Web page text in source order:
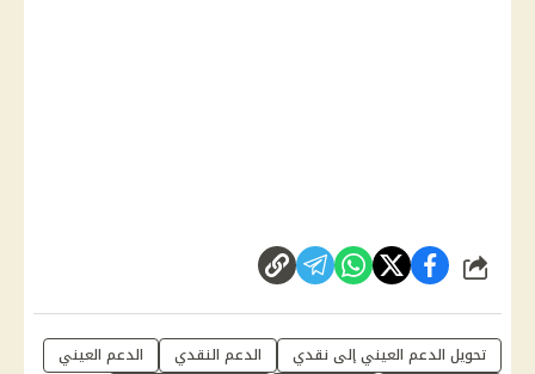
شارك
تحويل الدعم العيني إلى نقدي الدعم النقدي
الدعم العيني